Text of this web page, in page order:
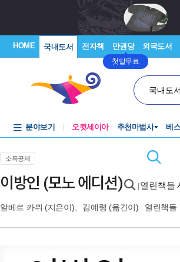
HOME 국내도서 전자책 만권당
첫달무료
외국도서
국내도
분야보기 오뒷세이아 추천마법사 베
소득공제
이방인 (모노 에디션) 열린책들
알베르 카뮈 (지은이), 김예령 (옮긴이) 열린책들